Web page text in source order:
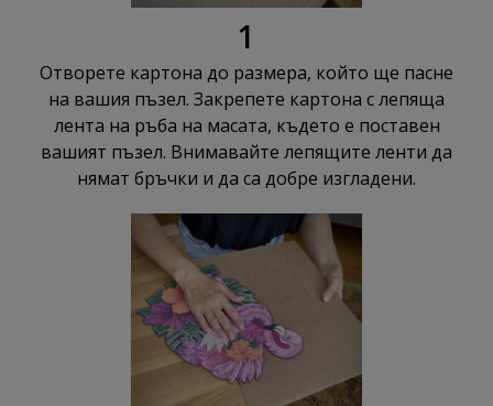
1
Отворете картона до размера, който ще пасне
на вашия пъзел. Закрепете картона с лепяща
лента на ръба на масата, където е поставен
вашият пъзел. Внимавайте лепящите ленти да
нямат бръчки и да са добре изгладени.